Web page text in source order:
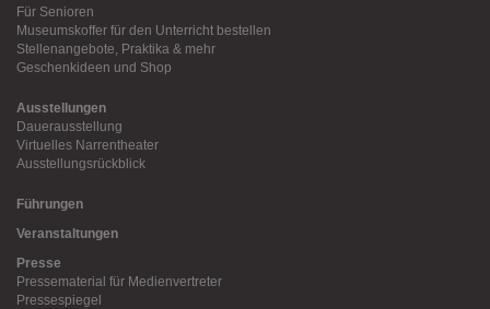
Für Senioren
Museumskoffer für den Unterricht bestellen
Stellenangebote, Praktika & mehr
Geschenkideen und Shop
Ausstellungen
Dauerausstellung
Virtuelles Narrentheater
Ausstellungsrückblick
Führungen
Veranstaltungen
Presse
Pressematerial für Medienvertreter
Pressespiegel